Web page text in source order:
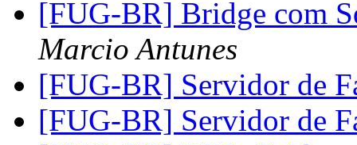
[FUG-BR] Bridge com
Marcio Antunes
[FUG-BR] Servidor de
[FUG-BR] Servidor de